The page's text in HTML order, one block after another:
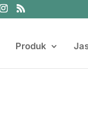
Produk